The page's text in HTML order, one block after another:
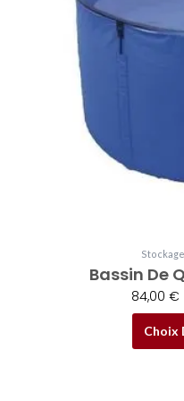
Bassin De
84,00 €
Choix